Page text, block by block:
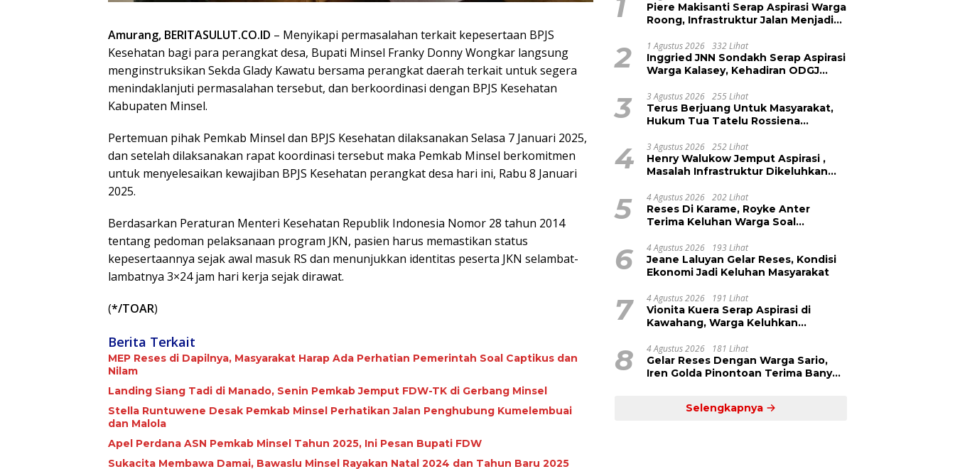
Amurang, BERITASULUT.CO.ID – Menyikapi permasalahan terkait kepesertaan BPJS
Kesehatan bagi para perangkat desa, Bupati Minsel Franky Donny Wongkar langsung
menginstruksikan Sekda Glady Kawatu bersama perangkat daerah terkait untuk segera
menindaklanjuti permasalahan tersebut, dan berkoordinasi dengan BPJS Kesehatan
Kabupaten Minsel.
Pertemuan pihak Pemkab Minsel dan BPJS Kesehatan dilaksanakan Selasa 7 Januari 2025,
dan setelah dilaksanakan rapat koordinasi tersebut maka Pemkab Minsel berkomitmen
untuk menyelesaikan kewajiban BPJS Kesehatan perangkat desa hari ini, Rabu 8 Januari
2025.
Berdasarkan Peraturan Menteri Kesehatan Republik Indonesia Nomor 28 tahun 2014
tentang pedoman pelaksanaan program JKN, pasien harus memastikan status
kepesertaannya sejak awal masuk RS dan menunjukkan identitas peserta JKN selambat-
lambatnya 3×24 jam hari kerja sejak dirawat.
(*/TOAR)
Berita Terkait
MEP Reses di Dapilnya, Masyarakat Harap Ada Perhatian Pemerintah Soal Captikus dan
Nilam
Landing Siang Tadi di Manado, Senin Pemkab Jemput FDW-TK di Gerbang Minsel
Stella Runtuwene Desak Pemkab Minsel Perhatikan Jalan Penghubung Kumelembuai
dan Malola
Apel Perdana ASN Pemkab Minsel Tahun 2025, Ini Pesan Bupati FDW
Sukacita Membawa Damai, Bawaslu Minsel Rayakan Natal 2024 dan Tahun Baru 2025
1
Piere Makisanti Serap Aspirasi Warga
Roong, Infrastruktur Jalan Menjadi
2 1 Agustus 2026 332 Lihat
Inggried JNN Sondakh Serap Aspirasi
Warga Kalasey, Kehadiran ODGJ
3 3 Agustus 2026 255 Lihat
Terus Berjuang Untuk Masyarakat,
Hukum Tua Tatelu Rossiena
Kinerja Anggota DPRD Henry
Walukow
4 3 Agustus 2026 252 Lihat
Henry Walukow Jemput Aspirasi ,
Masalah Infrastruktur Dikeluhkan
5 4 Agustus 2026 202 Lihat
Reses Di Karame, Royke Anter
Terima Keluhan Warga Soal
6 4 Agustus 2026 193 Lihat
Jeane Laluyan Gelar Reses, Kondisi
Ekonomi Jadi Keluhan Masyarakat
7 4 Agustus 2026 191 Lihat
Vionita Kuera Serap Aspirasi di
Kawahang, Warga Keluhkan
8 4 Agustus 2026 181 Lihat
Gelar Reses Dengan Warga Sario,
Iren Golda Pinontoan Terima Banyak
Selengkapnya